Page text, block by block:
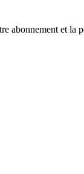
abonnement et la